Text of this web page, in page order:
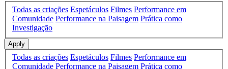
Todas as criações Espetáculos Filmes Performance em
Comunidade Performance na Paisagem Prática como
Investigação
Apply
Todas as criações Espetáculos Filmes Performance em
Comunidade Performance na Paisagem Prática como